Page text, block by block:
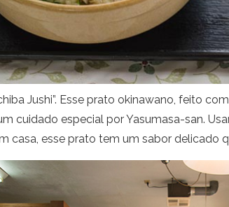
Jushi”. Esse prato okinawano, feito
cuidado especial por Yasumasa-san.
casa, esse prato tem um sabor delicado